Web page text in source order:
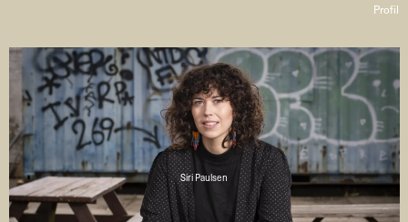
Profil
Siri Paulsen